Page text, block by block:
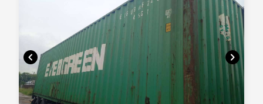
chevron_left chevron_right